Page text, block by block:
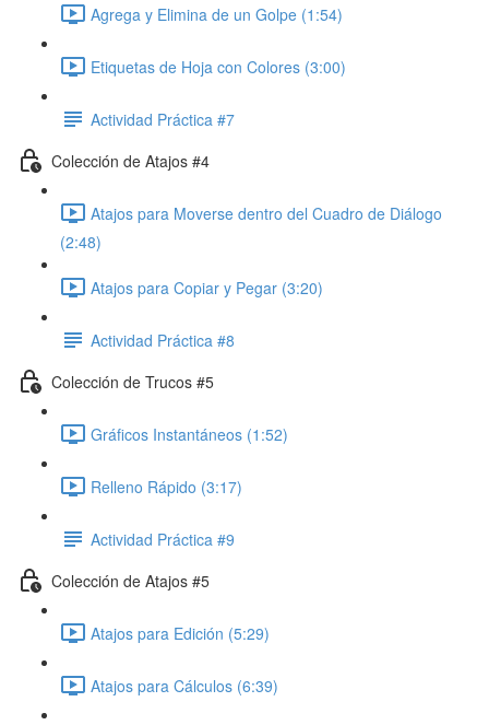
Agrega y Elimina de un Golpe (1:54)
Etiquetas de Hoja con Colores (3:00)
Actividad Práctica #7
Colección de Atajos #4
Atajos para Moverse dentro del Cuadro de Diálogo
(2:48)
Atajos para Copiar y Pegar (3:20)
Actividad Práctica #8
Colección de Trucos #5
Gráficos Instantáneos (1:52)
Relleno Rápido (3:17)
Actividad Práctica #9
Colección de Atajos #5
Atajos para Edición (5:29)
Atajos para Cálculos (6:39)